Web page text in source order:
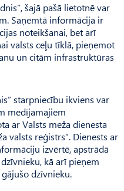
šajā pašā lietotnē var
Saņemtā informācija ir
noteikšanai, bet arī
valsts ceļu tīklā, pieņemot
un citām infrastruktūras
starpniecību ikviens var
medījamajiem
ar Valsts meža dienesta
valsts reģistrs”. Dienests ar
izvērtē, apstrādā
kā arī pieņem
dzīvnieku.